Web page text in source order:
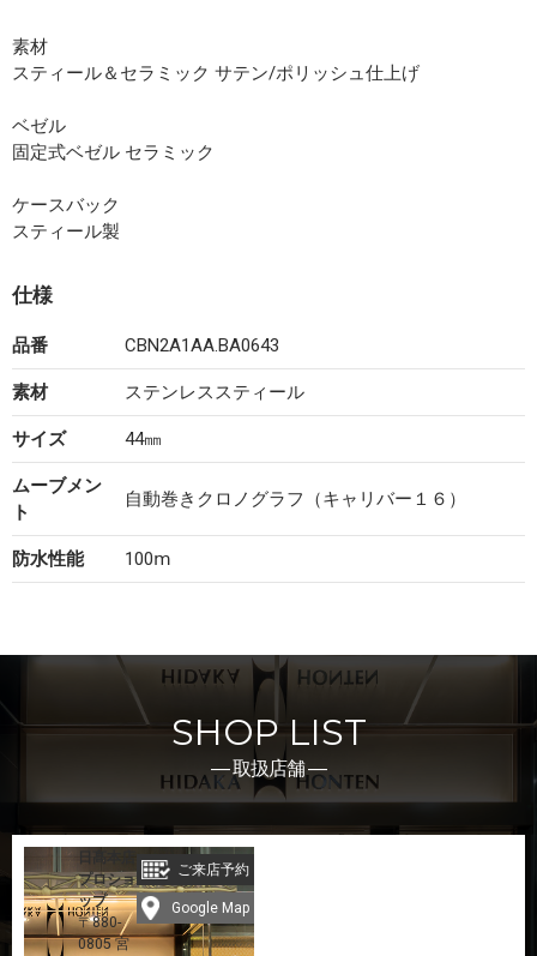
素材
スティール＆セラミック サテン/ポリッシュ仕上げ
ベゼル
固定式ベゼル セラミック
ケースバック
スティール製
仕様
品番 CBN2A1AA.BA0643
素材 ステンレススティール
サイズ 44㎜
ムーブメン
ト
自動巻きクロノグラフ（キャリバー１６）
防水性能 100ⅿ
SHOP LIST
― 取扱店舗 ―
日髙本店
プロショ
ップ
〒880-
0805 宮
ご来店予約
Google Map